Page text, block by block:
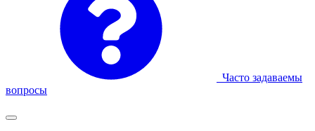
Часто задаваемы
вопросы